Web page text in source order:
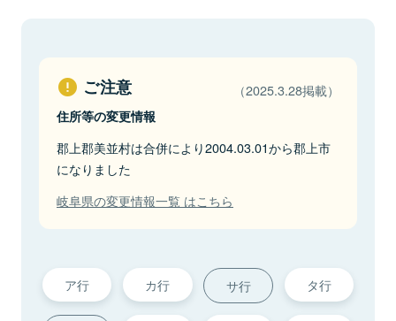
ご注意 （2025.3.28掲載）
住所等の変更情報
郡上郡美並村は合併により2004.03.01から郡上市
になりました
岐阜県の変更情報一覧 はこちら
ア行 カ行 サ行 タ行